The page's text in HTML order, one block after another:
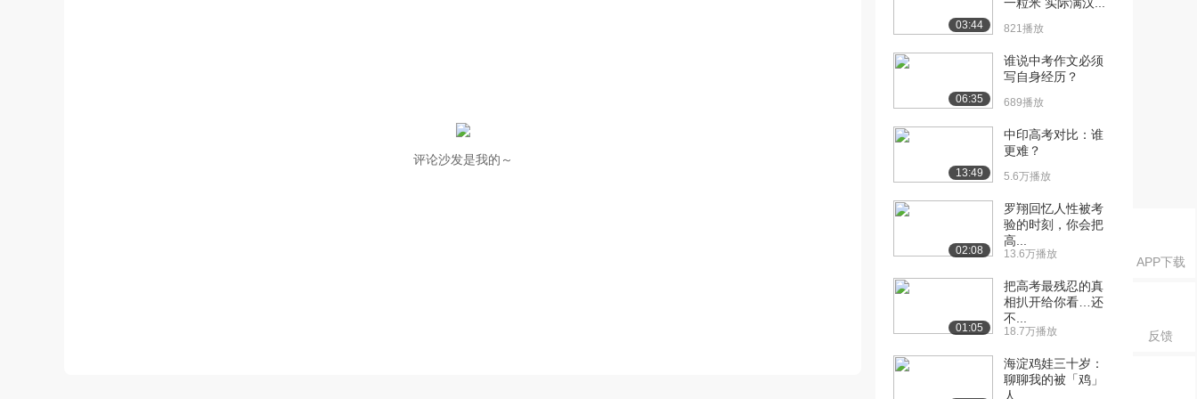
APP下载
反馈
评论沙发是我的～
03:44 821播放
06:35
谁说中考作文必须
写自身经历？
689播放
13:49
中印高考对比：谁
更难？
5.6万播放
02:08
罗翔回忆人性被考
验的时刻，你会把
高...
13.6万播放
01:05
把高考最残忍的真
相扒开给你看…还
不...
18.7万播放
海淀鸡娃三十岁：
聊聊我的被「鸡」
人...